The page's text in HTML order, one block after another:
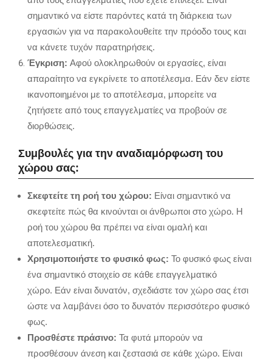
σημαντικό να είστε παρόντες κατά τη διάρκεια των
εργασιών για να παρακολουθείτε την πρόοδο τους και
να κάνετε τυχόν παρατηρήσεις.
Έγκριση: Αφού ολοκληρωθούν οι εργασίες, είναι
απαραίτητο να εγκρίνετε το αποτέλεσμα. Εάν δεν είστε
ικανοποιημένοι με το αποτέλεσμα, μπορείτε να
ζητήσετε από τους επαγγελματίες να προβούν σε
διορθώσεις.
Συμβουλές για την αναδιαμόρφωση του
χώρου σας:
Σκεφτείτε τη ροή του χώρου: Είναι σημαντικό να
σκεφτείτε πώς θα κινούνται οι άνθρωποι στο χώρο. Η
ροή του χώρου θα πρέπει να είναι ομαλή και
αποτελεσματική.
Χρησιμοποιήστε το φυσικό φως: Το φυσικό φως είναι
ένα σημαντικό στοιχείο σε κάθε επαγγελματικό
χώρο. Εάν είναι δυνατόν, σχεδιάστε τον χώρο σας έτσι
ώστε να λαμβάνει όσο το δυνατόν περισσότερο φυσικό
φως.
Προσθέστε πράσινο: Τα φυτά μπορούν να
προσθέσουν άνεση και ζεστασιά σε κάθε χώρο. Είναι